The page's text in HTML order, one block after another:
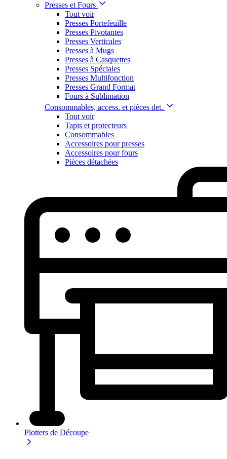
Presses et Fours
Tout voir
Presses Portefeuille
Presses Pivotantes
Presses Verticales
Presses à Mugs
Presses à Casquettes
Presses Spéciales
Presses Multifonction
Presses Grand Format
Fours à Sublimation
Consommables, access. et pièces det.
Tout voir
Tapis et protecteurs
Consommables
Accessoires pour presses
Accessoires pour fours
Pièces détachées
Plotters de Découpe